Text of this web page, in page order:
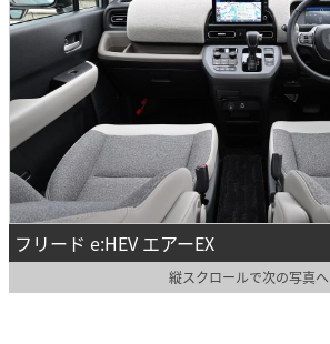
フリード e:HEV エアーEX
縦スクロールで次の写真へ